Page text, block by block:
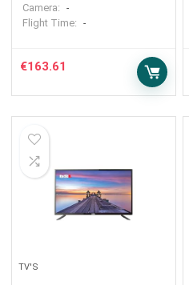
Camera: -
Flight Time: -
€163.61
TV'S